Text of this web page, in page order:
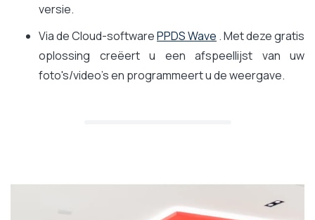
versie.
Via de Cloud-softwarePPDS Wave . Met deze gratis
oplossing creëert u een afspeellijst van uw
foto's/video's en programmeert u de weergave.